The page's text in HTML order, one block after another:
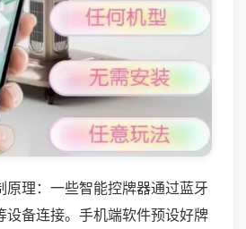
原理：一些智能控牌器通过蓝牙
设备连接。手机端软件预设好牌